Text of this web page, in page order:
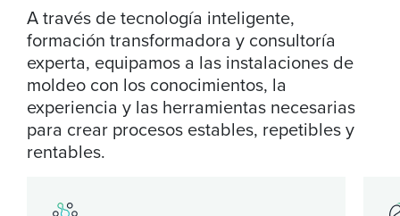
A través de tecnología inteligente,
formación transformadora y consultoría
experta, equipamos a las instalaciones de
moldeo con los conocimientos, la
experiencia y las herramientas necesarias
para crear procesos estables, repetibles y
rentables.